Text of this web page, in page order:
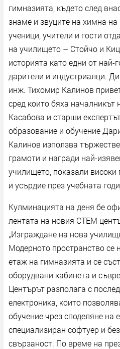
гимназията, където след
знаме и звуците на химна на
ученици, учители и гости
на училището – Стойчо и
историята като едни от най-
дарители и индустриалци.
инж. Тихомир Калинов
сред които бяха
Касабова и старши
образование и обучение
Калинов използва
грамоти и награди най-
училището, показали високи
и усърдие през учебната
Кулминацията на деня бе
лентата на новия СТЕМ
„Изграждане на нова
Модерното пространство се
етаж на гимназията и се
оборудвани кабинета и
Центърът разполага с
електроника, които
обучение чрез споделяне на
специализиран софтуер и
свързаност. По време на